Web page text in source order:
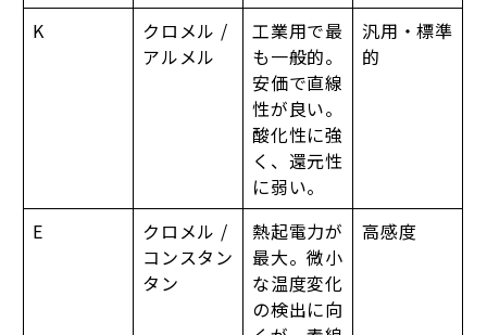
K
クロメル /
アルメル
工業用で最
も一般的。
安価で直線
性が良い。
酸化性に強
く、還元性
に弱い。
汎用・標準
的
E
クロメル /
コンスタン
タン
熱起電力が
最大。微小
な温度変化
の検出に向
高感度